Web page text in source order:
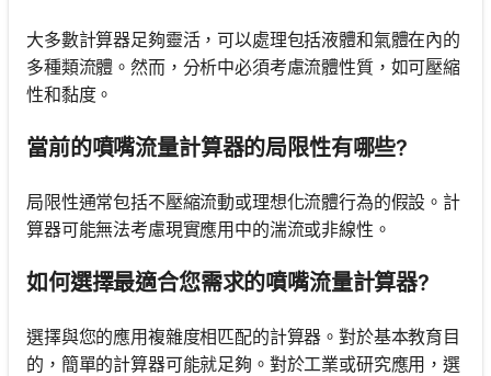
大多數計算器足夠靈活，可以處理包括液體和氣體在內的
多種類流體。然而，分析中必須考慮流體性質，如可壓縮
性和黏度。
當前的噴嘴流量計算器的局限性有哪些?
局限性通常包括不壓縮流動或理想化流體行為的假設。計
算器可能無法考慮現實應用中的湍流或非線性。
如何選擇最適合您需求的噴嘴流量計算器?
選擇與您的應用複雜度相匹配的計算器。對於基本教育目
的，簡單的計算器可能就足夠。對於工業或研究應用，選